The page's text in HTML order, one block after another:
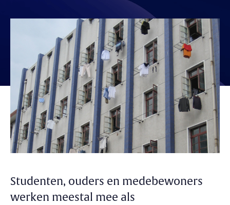
Studenten, ouders en medebewoners
werken meestal mee als